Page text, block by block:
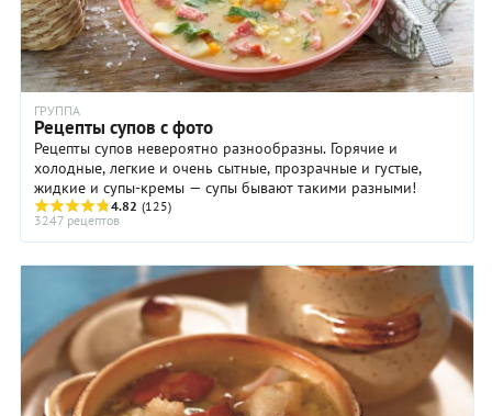
ГРУППА
Рецепты супов с фото
Рецепты супов невероятно разнообразны. Горячие и
холодные, легкие и очень сытные, прозрачные и густые,
жидкие и супы-кремы — супы бывают такими разными!
4.82 (125)
3247 рецептов